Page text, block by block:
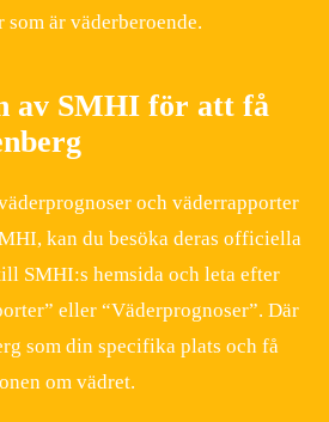
är väderberoende.
av SMHI för att få
och väderrapporter
kan du besöka deras officiella
SMHI:s hemsida och leta efter
eller “Väderprognoser”. Där
som din specifika plats och få
om vädret.